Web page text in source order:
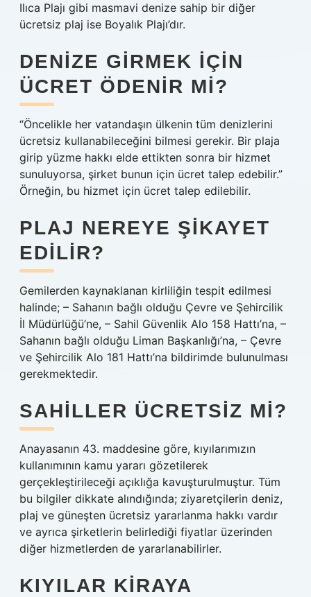
Ilıca Plajı gibi masmavi denize sahip bir diğer
ücretsiz plaj ise Boyalık Plajı’dır.
DENIZE GIRMEK IÇIN
ÜCRET ÖDENIR MI?
“Öncelikle her vatandaşın ülkenin tüm denizlerini
ücretsiz kullanabileceğini bilmesi gerekir. Bir plaja
girip yüzme hakkı elde ettikten sonra bir hizmet
sunuluyorsa, şirket bunun için ücret talep edebilir.”
Örneğin, bu hizmet için ücret talep edilebilir.
PLAJ NEREYE ŞIKAYET
EDILIR?
Gemilerden kaynaklanan kirliliğin tespit edilmesi
halinde; – Sahanın bağlı olduğu Çevre ve Şehircilik
İl Müdürlüğü’ne, – Sahil Güvenlik Alo 158 Hattı’na, –
Sahanın bağlı olduğu Liman Başkanlığı’na, – Çevre
ve Şehircilik Alo 181 Hattı’na bildirimde bulunulması
gerekmektedir.
SAHILLER ÜCRETSIZ MI?
Anayasanın 43. maddesine göre, kıyılarımızın
kullanımının kamu yararı gözetilerek
gerçekleştirileceği açıklığa kavuşturulmuştur. Tüm
bu bilgiler dikkate alındığında; ziyaretçilerin deniz,
plaj ve güneşten ücretsiz yararlanma hakkı vardır
ve ayrıca şirketlerin belirlediği fiyatlar üzerinden
diğer hizmetlerden de yararlanabilirler.
KIYILAR KIRAYA